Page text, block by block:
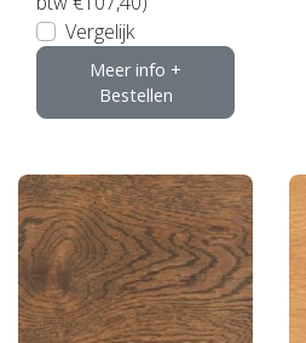
Vergelijk
Meer info +
Bestellen